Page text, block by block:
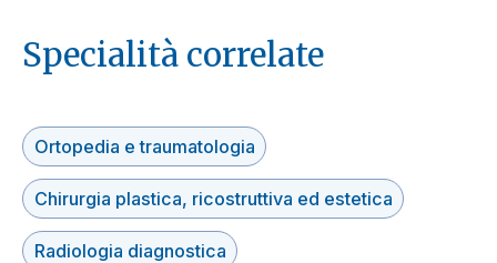
Specialità correlate
Ortopedia e traumatologia
Chirurgia plastica, ricostruttiva ed estetica
Radiologia diagnostica